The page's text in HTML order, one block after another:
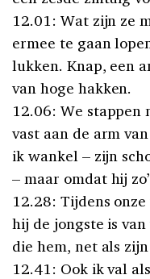
12.01: Wat zijn ze
ermee te gaan
lukken. Knap, een
van hoge hakken.
12.06: We stappen
vast aan de arm
ik wankel – zijn
– maar omdat hij
12.28: Tijdens
hij de jongste is
die hem, net als
12.41: Ook ik val